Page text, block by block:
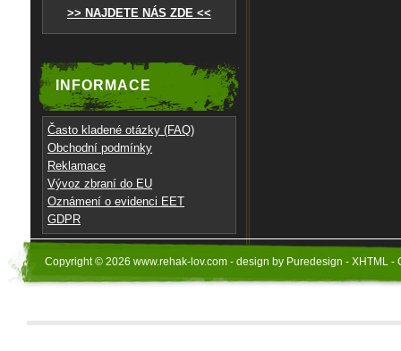
>> NAJDETE NÁS ZDE <<
INFORMACE
Často kladené otázky (FAQ)
Obchodní podmínky
Reklamace
Vývoz zbraní do EU
Oznámení o evidenci EET
GDPR
Copyright © 2026 www.rehak-lov.com - design by Puredesign - XHTML -